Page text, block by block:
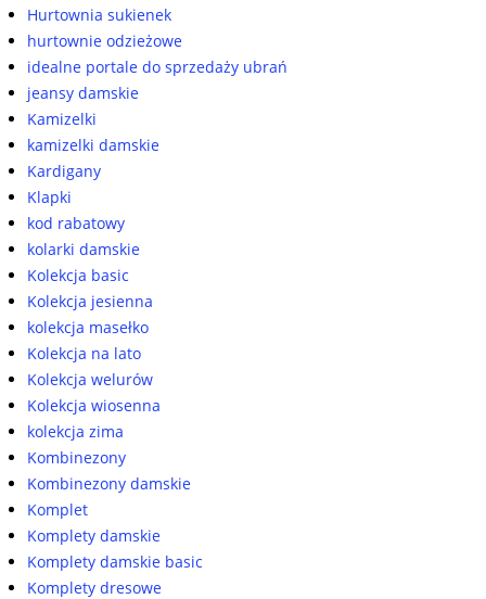
Hurtownia sukienek
hurtownie odzieżowe
idealne portale do sprzedaży ubrań
jeansy damskie
Kamizelki
kamizelki damskie
Kardigany
Klapki
kod rabatowy
kolarki damskie
Kolekcja basic
Kolekcja jesienna
kolekcja masełko
Kolekcja na lato
Kolekcja welurów
Kolekcja wiosenna
kolekcja zima
Kombinezony
Kombinezony damskie
Komplet
Komplety damskie
Komplety damskie basic
Komplety dresowe